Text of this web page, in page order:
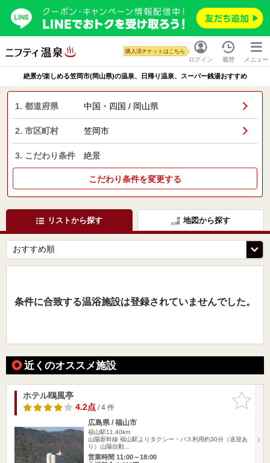
ログイン
購入済チケットはこちら
履歴 メニュー
絶景が楽しめる笠岡市(岡山県)の温泉、日帰り温泉、スーパー銭湯おすすめ
1. 都道府県 中国・四国 / 岡山県
2. 市区町村 笠岡市
3. こだわり条件 絶景
こだわり条件を変更する
リストから探す 地図から探す
条件に合致する温浴施設は登録されていませんでした。
近くのオススメ施設
お気に入
りに追加
ホテル鴎風亭
4.2点/ 4 件
広島県 / 福山市
福山駅11.40km
山陽新幹線 福山駅よりタクシー・バス利用約30分（送迎あ
り）山陽自動…
営業時間 11:00～18:00